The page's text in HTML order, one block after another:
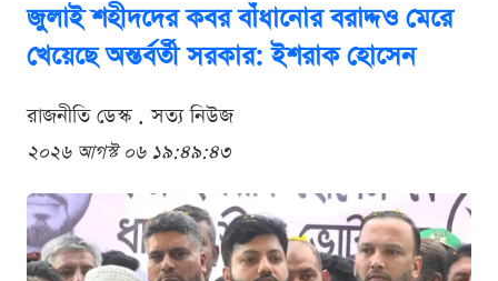
জুলাই শহীদদের কবর বাঁধানোর বরাদ্দও মেরে
খেয়েছে অন্তর্বর্তী সরকার: ইশরাক হোসেন
রাজনীতি ডেস্ক . সত্য নিউজ
২০২৬ আগস্ট ০৬ ১৯:৪৯:৪৩